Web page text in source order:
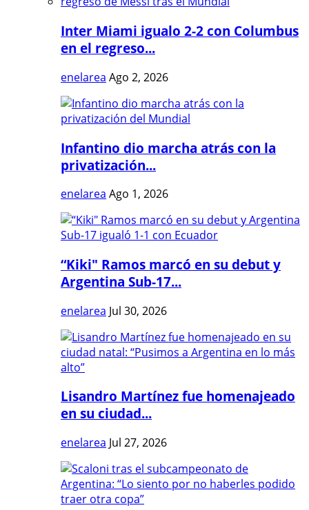
Inter Miami igualo 2-2 con Columbus
en el regreso...
enelarea Ago 2, 2026
Infantino dio marcha atrás con la
privatización...
enelarea Ago 1, 2026
“Kiki" Ramos marcó en su debut y
Argentina Sub-17...
enelarea Jul 30, 2026
Lisandro Martínez fue homenajeado
en su ciudad...
enelarea Jul 27, 2026